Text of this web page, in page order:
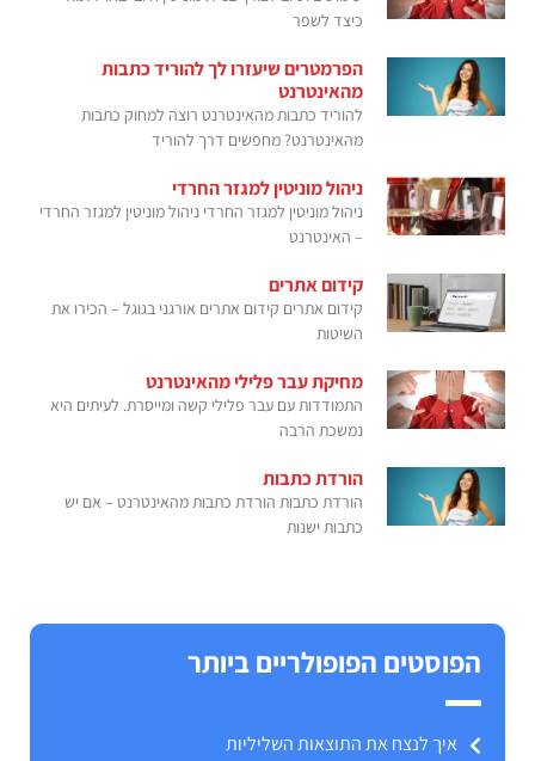
כיצד לשפר
הפרמטרים שיעזרו לך להוריד כתבות
מהאינטרנט
להוריד כתבות מהאינטרנט רוצה למחוק כתבות
מהאינטרנט? מחפשים דרך להוריד
ניהול מוניטין למגזר החרדי
ניהול מוניטין למגזר החרדי ניהול מוניטין למגזר החרדי
– האינטרנט
קידום אתרים
קידום אתרים קידום אתרים אורגני בגוגל – הכירו את
השיטות
מחיקת עבר פלילי מהאינטרנט
התמודדות עם עבר פלילי קשה ומייסרת. לעיתים היא
נמשכת הרבה
הורדת כתבות
הורדת כתבות הורדת כתבות מהאינטרנט – אם יש
כתבות ישנות
הפוסטים הפופולריים ביותר
איך לנצח את התוצאות השליליות